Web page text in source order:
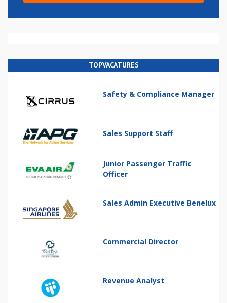
TOPVACATURES
Safety & Compliance Manager
Sales Support Staff
Junior Passenger Traffic
Officer
Sales Admin Executive Benelux
Commercial Director
Revenue Analyst